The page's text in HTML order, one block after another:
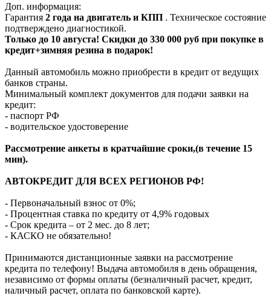
Доп. информация:
Гарантия 2 года на двигатель и КПП . Техническое состояние
подтверждено диагностикой.
Только до 10 августа! Скидки до 330 000 руб при покупке в
кредит+зимняя резина в подарок!
Данный автомобиль можно приобрести в кредит от ведущих
банков страны.
Минимальный комплект документов для подачи заявки на
кредит:
- паспорт РФ
- водительское удостоверение
Рассмотрение анкеты в кратчайшие сроки,(в течение 15
мин).
АВТОКРЕДИТ ДЛЯ ВСЕХ РЕГИОНОВ РФ!
- Первоначальный взнос от 0%;
- Процентная ставка по кредиту от 4,9% годовых
- Срок кредита – от 2 мес. до 8 лет;
- КАСКО не обязательно!
Принимаются дистанционные заявки на рассмотрение
кредита по телефону! Выдача автомобиля в день обращения,
независимо от формы оплаты (безналичный расчет, кредит,
наличный расчет, оплата по банковской карте).